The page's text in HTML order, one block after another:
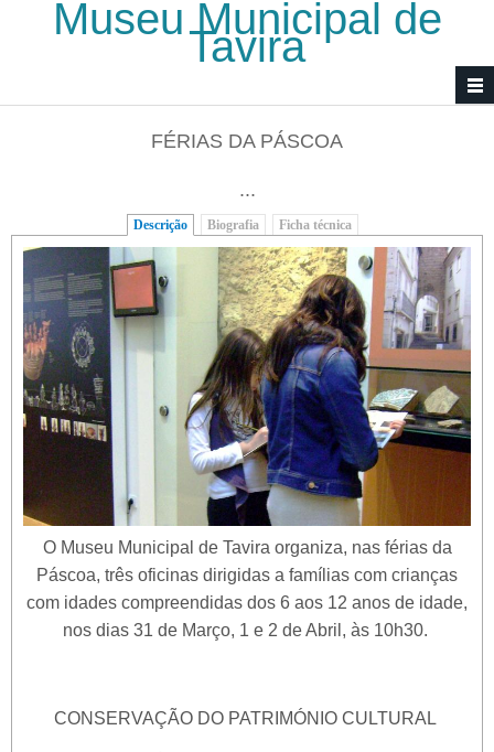
Passar para o conteúdo principal
Museu Municipal de
Tavira
FÉRIAS DA PÁSCOA
...
Descrição (separador ativo)
Biografia Ficha técnica
O Museu Municipal de Tavira organiza, nas férias da
Páscoa, três oficinas dirigidas a famílias com crianças
com idades compreendidas dos 6 aos 12 anos de idade,
nos dias 31 de Março, 1 e 2 de Abril, às 10h30.
CONSERVAÇÃO DO PATRIMÓNIO CULTURAL